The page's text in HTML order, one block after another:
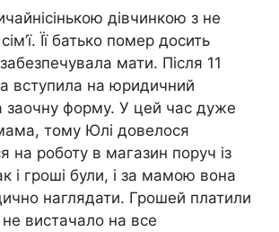
дівчинкою з не
Її батько помер досить
мати. Після 11
вступила на юридичний
заочну форму. У цей час дуже
мама, тому Юлі довелося
на роботу в магазин поруч із
і гроші були, і за мамою вона
наглядати. Грошей платили
не вистачало на все